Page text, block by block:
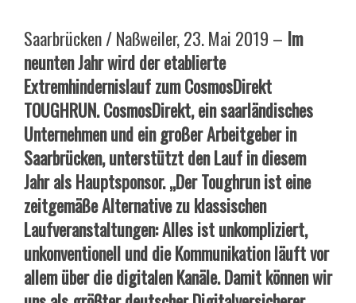
Saarbrücken / Naßweiler, 23. Mai 2019 – Im
neunten Jahr wird der etablierte
Extremhindernislauf zum CosmosDirekt
TOUGHRUN. CosmosDirekt, ein saarländisches
Unternehmen und ein großer Arbeitgeber in
Saarbrücken, unterstützt den Lauf in diesem
Jahr als Hauptsponsor. „Der Toughrun ist eine
zeitgemäße Alternative zu klassischen
Laufveranstaltungen: Alles ist unkompliziert,
unkonventionell und die Kommunikation läuft vor
allem über die digitalen Kanäle. Damit können wir